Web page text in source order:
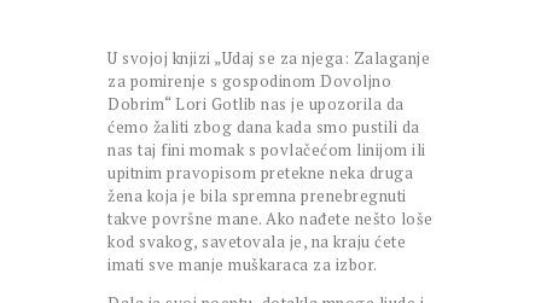
U svojoj knjizi „Udaj se za njega: Zalaganje
za pomirenje s gospodinom Dovoljno
Dobrim“ Lori Gotlib nas je upozorila da
ćemo žaliti zbog dana kada smo pustili da
nas taj fini momak s povlačećom linijom ili
upitnim pravopisom pretekne neka druga
žena koja je bila spremna prenebregnuti
takve površne mane. Ako nađete nešto loše
kod svakog, savetovala je, na kraju ćete
imati sve manje muškaraca za izbor.